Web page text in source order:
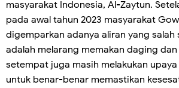
masyarakat Indonesia, Al-Zaytun.
pada awal tahun 2023 masyarakat
digemparkan adanya aliran yang salah
adalah melarang memakan daging dan
setempat juga masih melakukan
untuk benar-benar memastikan